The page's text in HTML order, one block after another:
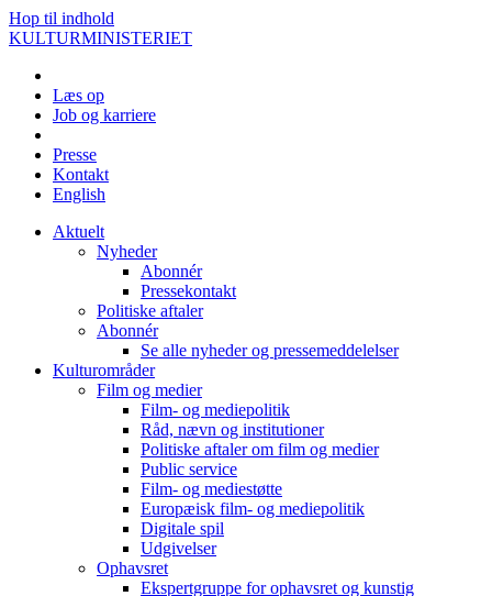
Hop til indhold
KULTURMINISTERIET
Læs op
Job og karriere
Presse
Kontakt
English
Aktuelt
Nyheder
Abonnér
Pressekontakt
Politiske aftaler
Abonnér
Se alle nyheder og pressemeddelelser
Kulturområder
Film og medier
Film- og mediepolitik
Råd, nævn og institutioner
Politiske aftaler om film og medier
Public service
Film- og mediestøtte
Europæisk film- og mediepolitik
Digitale spil
Udgivelser
Ophavsret
Ekspertgruppe for ophavsret og kunstig